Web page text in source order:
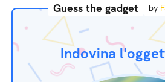
Guess the gadget by
Indovina